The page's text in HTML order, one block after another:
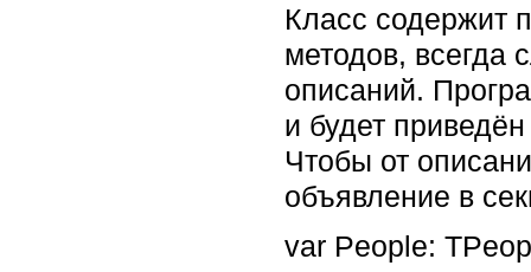
Класс содержит
методов, всегда
описаний.
и будет
Чтобы от
объявление в
var People: